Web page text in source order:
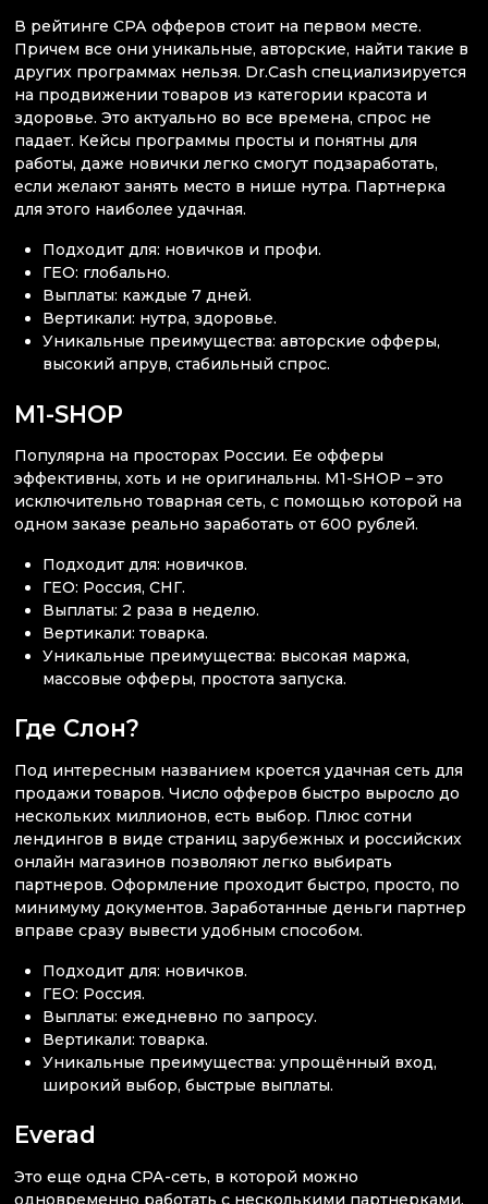
В рейтинге СРА офферов стоит на первом месте.
Причем все они уникальные, авторские, найти такие в
других программах нельзя. Dr.Cash специализируется
на продвижении товаров из категории красота и
здоровье. Это актуально во все времена, спрос не
падает. Кейсы программы просты и понятны для
работы, даже новички легко смогут подзаработать,
если желают занять место в нише нутра. Партнерка
для этого наиболее удачная.
Подходит для: новичков и профи.
ГЕО: глобально.
Выплаты: каждые 7 дней.
Вертикали: нутра, здоровье.
Уникальные преимущества: авторские офферы,
высокий апрув, стабильный спрос.
M1-SHOP
Популярна на просторах России. Ее офферы
эффективны, хоть и не оригинальны. M1-SHOP – это
исключительно товарная сеть, с помощью которой на
одном заказе реально заработать от 600 рублей.
Подходит для: новичков.
ГЕО: Россия, СНГ.
Выплаты: 2 раза в неделю.
Вертикали: товарка.
Уникальные преимущества: высокая маржа,
массовые офферы, простота запуска.
Где Слон?
Под интересным названием кроется удачная сеть для
продажи товаров. Число офферов быстро выросло до
нескольких миллионов, есть выбор. Плюс сотни
лендингов в виде страниц зарубежных и российских
онлайн магазинов позволяют легко выбирать
партнеров. Оформление проходит быстро, просто, по
минимуму документов. Заработанные деньги партнер
вправе сразу вывести удобным способом.
Подходит для: новичков.
ГЕО: Россия.
Выплаты: ежедневно по запросу.
Вертикали: товарка.
Уникальные преимущества: упрощённый вход,
широкий выбор, быстрые выплаты.
Everad
Это еще одна СРА-сеть, в которой можно
одновременно работать с несколькими партнерками.